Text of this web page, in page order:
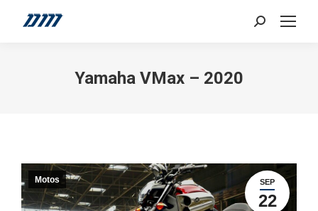
Search:
Yamaha VMax – 2020
SEP
22
Motos